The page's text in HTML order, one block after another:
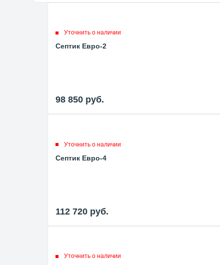
Уточнить о наличии
Септик Евро-2
98 850 руб.
Уточнить о наличии
Септик Евро-4
112 720 руб.
Уточнить о наличии